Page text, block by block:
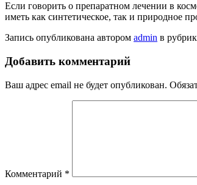
Если говорить о препаратном лечении в
иметь как синтетическое, так и природное
Запись опубликована автором admin в
Добавить комментарий
Ваш адрес email не будет опубликован.
Комментарий *